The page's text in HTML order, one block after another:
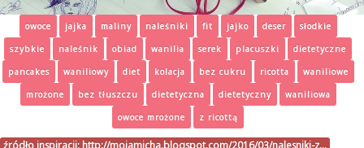
owoce jajka maliny naleśniki fit jajko deser
słodkie
szybkie
naleśnik obiad wanilia serek placuszki
dietetyczne
pancakes
waniliowy diet kolacja bez cukru ricotta
waniliowe
mrożone
bez tłuszczu dietetyczna dietetyczny
waniliowa
owoce mrożone
z ricottą
źródło inspiracji: http://mojamicha.blogspot.com/2016/03/nalesniki-z…